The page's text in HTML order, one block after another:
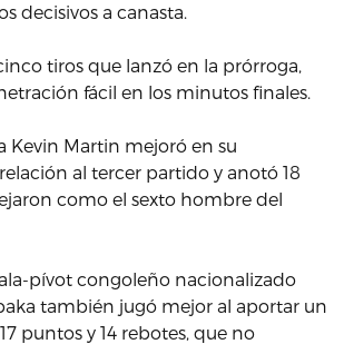
decisivos a canasta.
tiros que lanzó en la prórroga,
fácil en los minutos finales.
Kevin Martin mejoró en su
al tercer partido y anotó 18
como el sexto hombre del
pívot congoleño nacionalizado
también jugó mejor al aportar un
puntos y 14 rebotes, que no